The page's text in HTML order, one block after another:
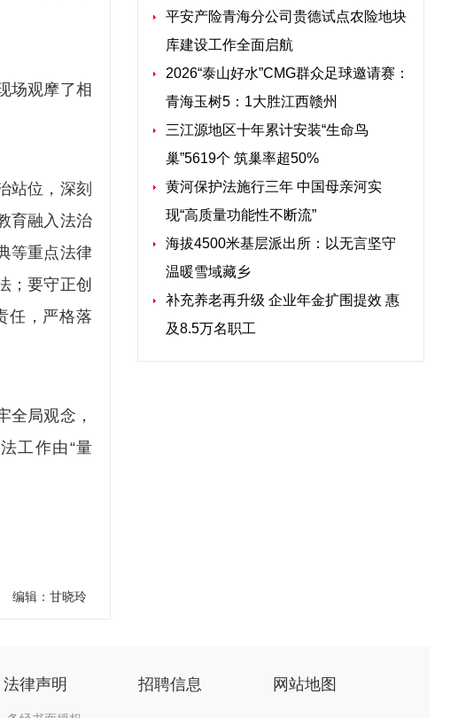
场观摩了相
站位，深刻
育融入法治
等重点法律
；要守正创
任，严格落
局观念，
工作由“量
编辑：甘晓玲
平安产险青海分公司贵德试点农险地块
库建设工作全面启航
2026“泰山好水”CMG群众足球邀请赛：
青海玉树5：1大胜江西赣州
三江源地区十年累计安装“生命鸟
巢”5619个 筑巢率超50%
黄河保护法施行三年 中国母亲河实
现“高质量功能性不断流”
海拔4500米基层派出所：以无言坚守
温暖雪域藏乡
补充养老再升级 企业年金扩围提效 惠
及8.5万名职工
法律声明 招聘信息 网站地图